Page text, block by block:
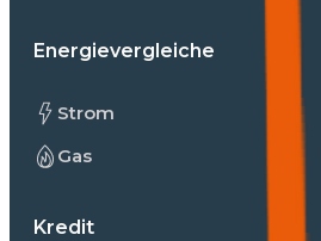
Energievergleiche
Strom
Gas
Kredit